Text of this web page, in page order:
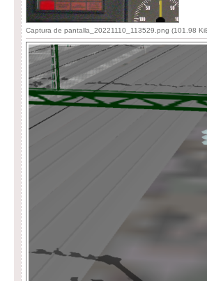
Captura de pantalla_20221110_113529.png (101.98